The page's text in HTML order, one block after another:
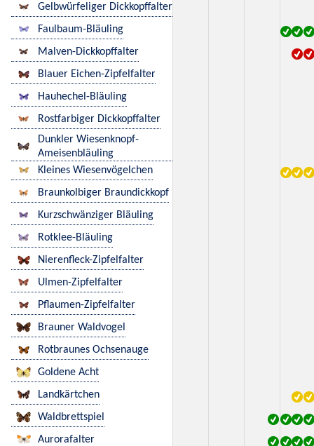
Gelbwürfeliger Dickkopffalter
Faulbaum-Bläuling
Malven-Dickkopffalter
Blauer Eichen-Zipfelfalter
Hauhechel-Bläuling
Rostfarbiger Dickkopffalter
Dunkler Wiesenknopf-
Ameisenbläuling
Kleines Wiesenvögelchen
Braunkolbiger Braundickkopf
Kurzschwänziger Bläuling
Rotklee-Bläuling
Nierenfleck-Zipfelfalter
Ulmen-Zipfelfalter
Pflaumen-Zipfelfalter
Brauner Waldvogel
Rotbraunes Ochsenauge
Goldene Acht
Landkärtchen
Waldbrettspiel
Aurorafalter